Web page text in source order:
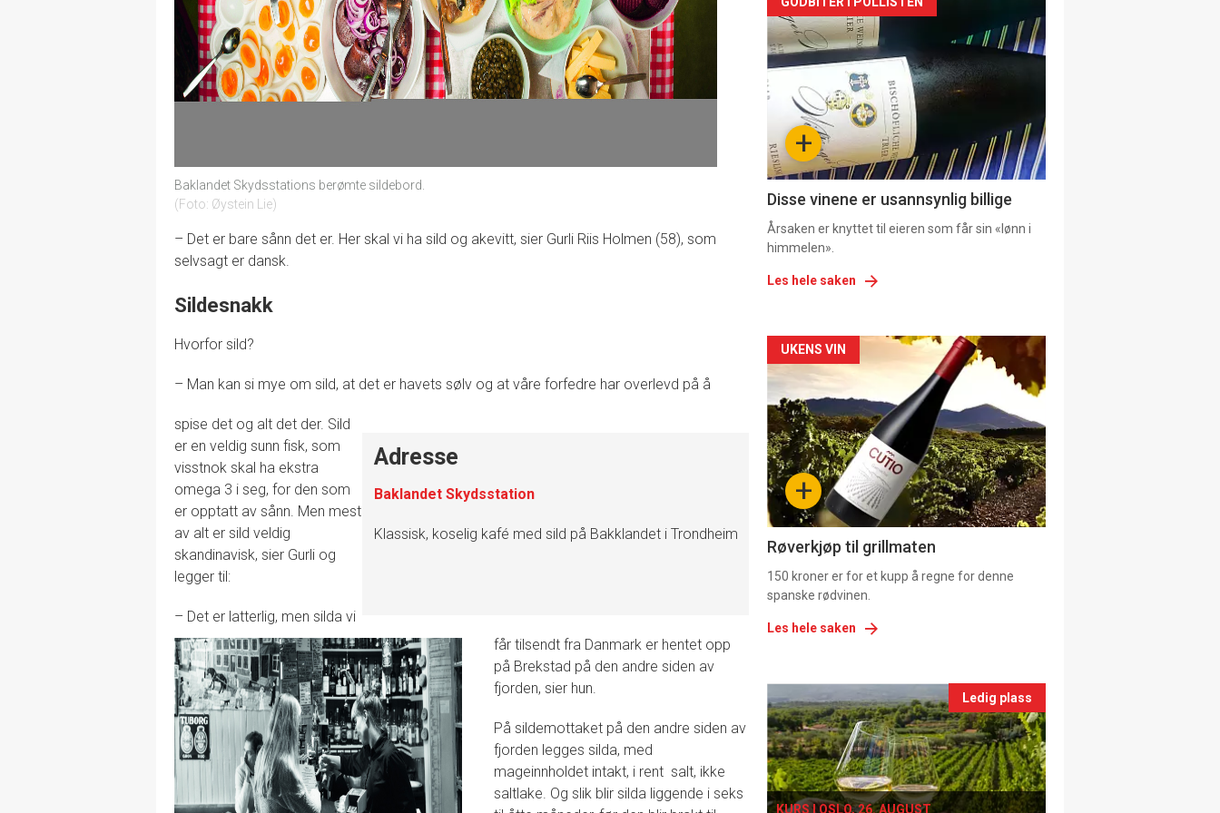
Baklandet Skydsstations berømte sildebord.
Foto: Øystein Lie
– Det er bare sånn det er. Her skal vi ha sild og akevitt, sier Gurli Riis Holmen (58), som
selvsagt er dansk.
Sildesnakk
Hvorfor sild?
– Man kan si mye om sild, at det er havets sølv og at våre forfedre har overlevd på å
Adresse
Baklandet Skydsstation
Klassisk, koselig kafé med sild på Bakklandet i Trondheim
spise det og alt det der. Sild
er en veldig sunn fisk, som
visstnok skal ha ekstra
omega 3 i seg, for den som
er opptatt av sånn. Men mest
av alt er sild veldig
skandinavisk, sier Gurli og
legger til:
– Det er latterlig, men silda vi
får tilsendt fra Danmark er hentet opp
på Brekstad på den andre siden av
fjorden, sier hun.
På sildemottaket på den andre siden av
fjorden legges silda, med
mageinnholdet intakt, i rent salt, ikke
saltlake. Og slik blir silda liggende i seks
Artikler
detail
-
section
11
Dagens
rett
2
+
Disse vinene er usannsynlig billige
Årsaken er knyttet til eieren som får sin «lønn i
himmelen».
Les hele saken
Artikler
detail
-
section
11
Ukens
vin
+
UKENS VIN
Røverkjøp til grillmaten
150 kroner er for et kupp å regne for denne
spanske rødvinen.
Les hele saken
Events
single
Ledig plass
KURS I OSLO, 26. AUGUST